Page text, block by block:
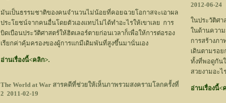
มันเป็นธรรมชาติของคนจำนวนไม่น้อยที่คอยฉวยโอกาสจะเอาผล
ประโยชน์จากคนอื่นโดยตัวเองแทบไม่ได้ทำอะไรให้เขาเลย การ
บิดเบือนประวัติศาสตร์ให้ฮิตเลอร์ตายก่อนเวลาก็เพื่อให้การต่อรอง
เรียกค่าคุ้มครองของผู้การแกมีเดิมพันที่สูงขึ้นมานั่นเอง
อ่านเรื่องนี้<คลิก>.
The World at War สารคดีที่ช่วยให้เห็นภาพรวมสงครามโลกครั้งที่
2 2011-02-19
2012-06-24
ในประวัติศา
ในด้านควา
การสร้างภ
เดินตามรอ
ทั้งที่พอดูกันใ
สวยงามอะไ
อ่านเรื่องนี้<